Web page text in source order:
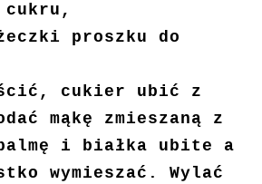
proszku do
cukier ubić z
mąkę zmieszaną z
i białka ubite a
wymieszać. Wylać